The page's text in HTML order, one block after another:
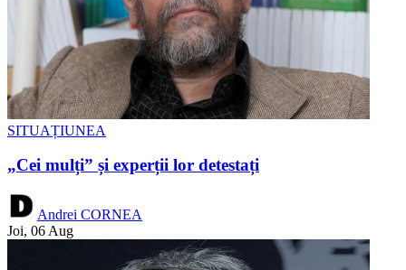
SITUAȚIUNEA
„Cei mulți” și experții lor detestați
Andrei CORNEA
Joi, 06 Aug